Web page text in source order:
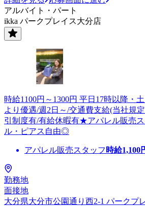
アルバイト・パート
ikka パークプレイス大分店
時給1100円～1300円 平日17時以降・
より優遇/週2日～/交通費支給(当社規
引制度有/有給休暇有★アパレル販売
ル・ピアス自由◎
アパレル販売スタッフ 時給1,100
勤務地
面接地
大分県大分市公園通り西2-1 パークプ